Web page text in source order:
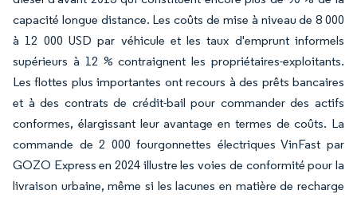
capacité longue distance. Les coûts de mise à niveau de 8 000
à 12 000 USD par véhicule et les taux d'emprunt informels
supérieurs à 12 % contraignent les propriétaires-exploitants.
Les flottes plus importantes ont recours à des prêts bancaires
et à des contrats de crédit-bail pour commander des actifs
conformes, élargissant leur avantage en termes de coûts. La
commande de 2 000 fourgonnettes électriques VinFast par
GOZO Express en 2024 illustre les voies de conformité pour la
livraison urbaine, même si les lacunes en matière de recharge